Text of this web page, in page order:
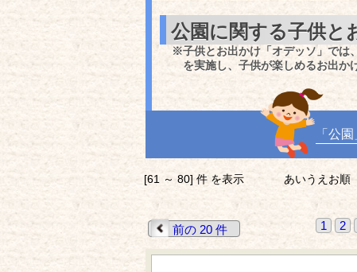
公園に関する子供と
※子供とお出かけ「オデッソ」では
を実施し、子供が楽しめるお出か
「公
[61 ～ 80] 件 を表示 あいうえお順
前の 20 件 1 2